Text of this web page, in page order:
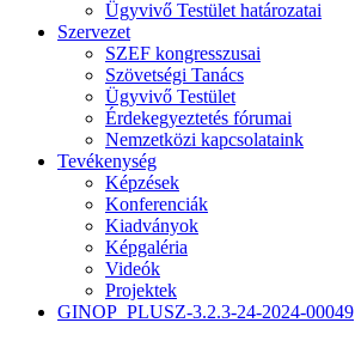
Ügyvivő Testület határozatai
Szervezet
SZEF kongresszusai
Szövetségi Tanács
Ügyvivő Testület
Érdekegyeztetés fórumai
Nemzetközi kapcsolataink
Tevékenység
Képzések
Konferenciák
Kiadványok
Képgaléria
Videók
Projektek
GINOP_PLUSZ-3.2.3-24-2024-00049